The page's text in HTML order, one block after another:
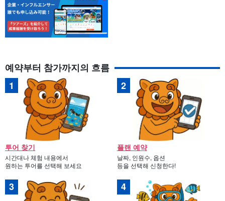
예약부터 참가까지의 흐름
투어 찾기
시간대나 체험 내용에서
원하는 투어를 선택해 보세요
플랜 예약
날짜, 인원수, 옵션
등을 선택해 신청한다!